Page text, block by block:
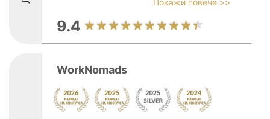
Покажи повече >>
9.4
WorkNomads